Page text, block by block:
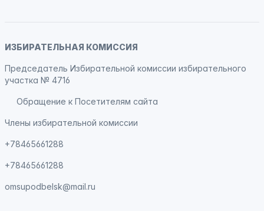
ИЗБИРАТЕЛЬНАЯ КОМИССИЯ
Председатель Избирательной комиссии избирательного
участка № 4716
Обращение к Посетителям сайта
Члены избирательной комиссии
+78465661288
+78465661288
omsupodbelsk@mail.ru